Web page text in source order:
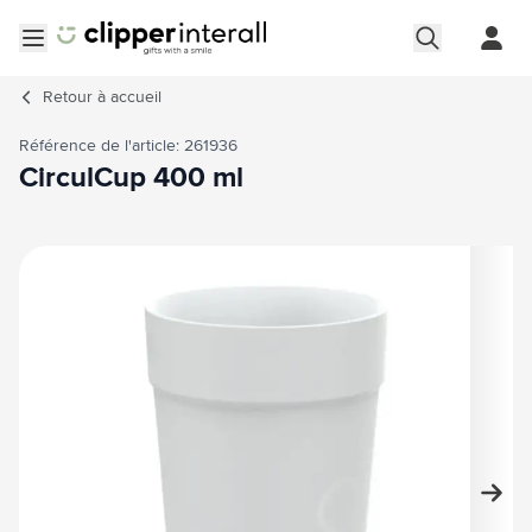
Retour à accueil
Référence de l'article: 261936
CirculCup 400 ml